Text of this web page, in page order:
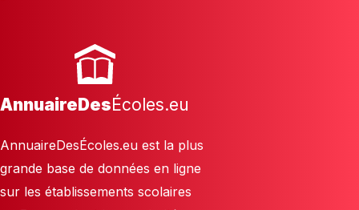
AnnuaireDesÉcoles.eu
AnnuaireDesÉcoles.eu est la plus
grande base de données en ligne
sur les établissements scolaires